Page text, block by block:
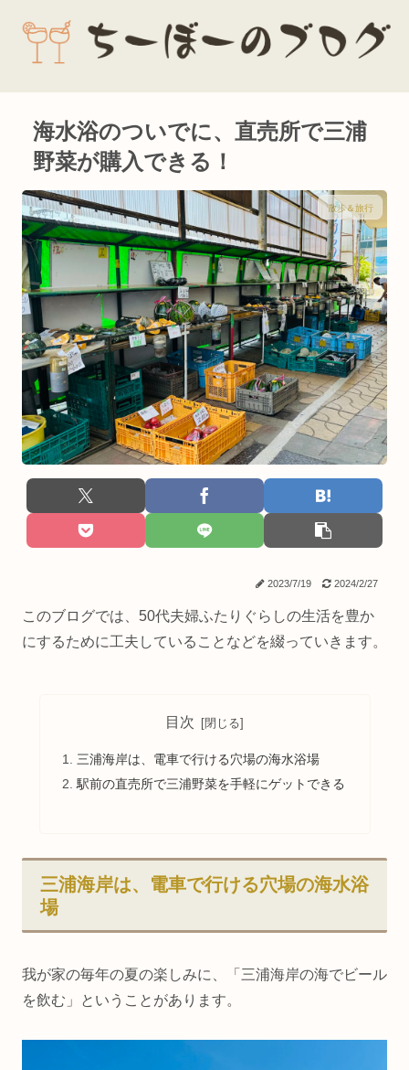
海水浴のついでに、直売所で三浦
野菜が購入できる！
散歩＆旅行
2023/7/19 2024/2/27
このブログでは、50代夫婦ふたりぐらしの生活を豊か
にするために工夫していることなどを綴っていきます。
目次
三浦海岸は、電車で行ける穴場の海水浴場
駅前の直売所で三浦野菜を手軽にゲットできる
三浦海岸は、電車で行ける穴場の海水浴
場
我が家の毎年の夏の楽しみに、「三浦海岸の海でビール
を飲む」ということがあります。